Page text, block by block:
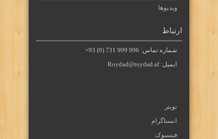
ویدیوها
ارتباط
شماره تماس: 996 999 731 (0) 93+
ایمیل: Roydad@roydad.af
تویتر
انستاگرام
فیسبوک